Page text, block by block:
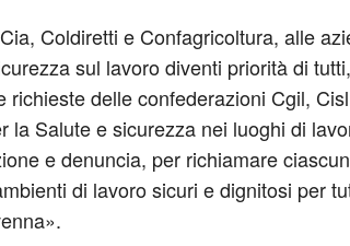
Coldiretti e Confagricoltura, alle
sul lavoro diventi priorità di
delle confederazioni Cgil,
Salute e sicurezza nei luoghi di
e denuncia, per richiamare
di lavoro sicuri e dignitosi per